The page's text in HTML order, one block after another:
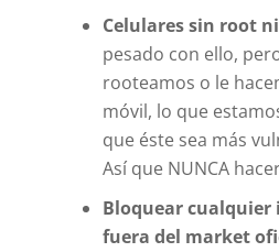
Celulares sin root
pesado con ello,
rooteamos o le
móvil, lo que
que éste sea más
Así que NUNCA
Bloquear cualquier
fuera del market